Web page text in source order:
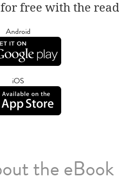
for free with the
Android
iOS
the eBook